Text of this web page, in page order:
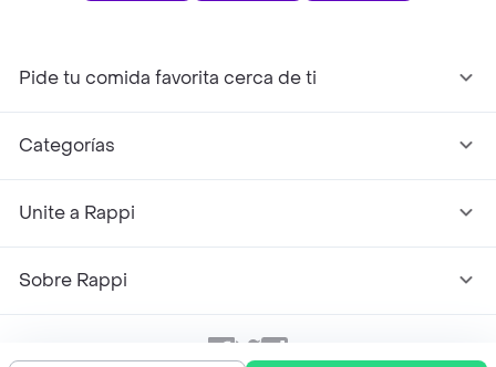
Pide tu comida favorita cerca de ti
Categorías
Unite a Rappi
Sobre Rappi
Facebook
TwitterInstagram